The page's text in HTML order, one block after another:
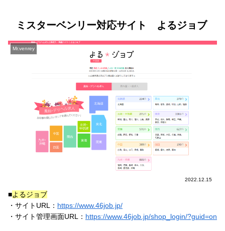
ミスターベンリー対応サイト よるジョブ
Mr.venrey
2022.12.15
■よるジョブ
・サイトURL： https://www.46job.jp/
・サイト管理画面URL： https://www.46job.jp/shop_login/?guid=on